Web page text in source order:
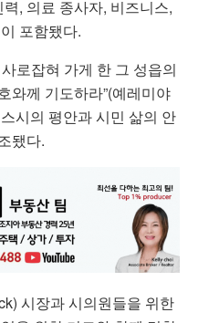
, 의료 종사자, 비즈니스,
포함됐다.
로잡혀 가게 한 그 성읍의
와께 기도하라”(예레미야
시의 평안과 시민 삶의 안
됐다.
시장과 시의원들을 위한